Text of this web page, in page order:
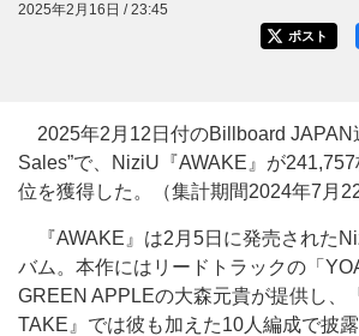
2025年2月16日 / 23:45
ポスト
2025年2月12日付のBillboard JAPAN
Sales”で、NiziU『AWAKE』が
位を獲得した。（集計期間2024年7月
『AWAKE』は2月5日に発売された
バム。本作にはリードトラックの「
GREEN APPLEの大森元貴が提供し、
TAKE』では彼も加えた10人編成で披